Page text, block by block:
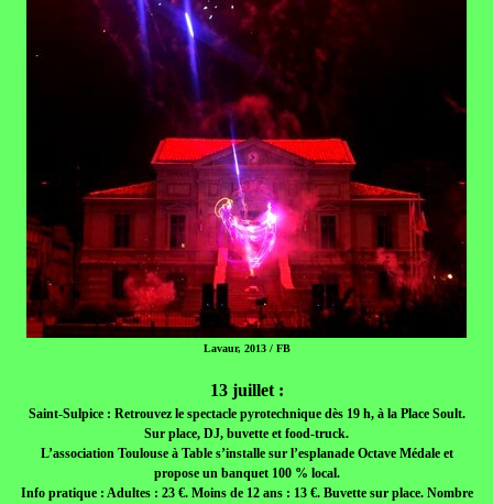
Lavaur, 2013 / FB
13 juillet :
Saint-Sulpice : Retrouvez le spectacle pyrotechnique dès 19 h, à la Place Soult.
Sur place, DJ, buvette et food-truck.
L’association Toulouse à Table s’installe sur l’esplanade Octave Médale et
propose un banquet 100 % local.
Info pratique : Adultes : 23 €. Moins de 12 ans : 13 €. Buvette sur place. Nombre